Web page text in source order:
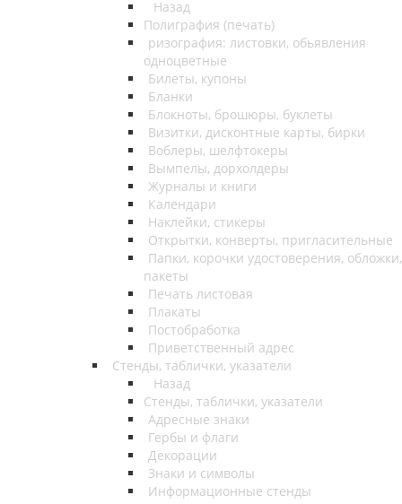
Назад
Полиграфия (печать)
ризография: листовки, обьявления
одноцветные
Билеты, купоны
Бланки
Блокноты, брошюры, буклеты
Визитки, дисконтные карты, бирки
Воблеры, шелфтокеры
Вымпелы, дорхолдеры
Журналы и книги
Календари
Наклейки, стикеры
Открытки, конверты, пригласительные
Папки, корочки удостоверения, обложки,
пакеты
Печать листовая
Плакаты
Постобработка
Приветственный адрес
Стенды, таблички, указатели
Назад
Стенды, таблички, указатели
Адресные знаки
Гербы и флаги
Декорации
Знаки и символы
Информационные стенды